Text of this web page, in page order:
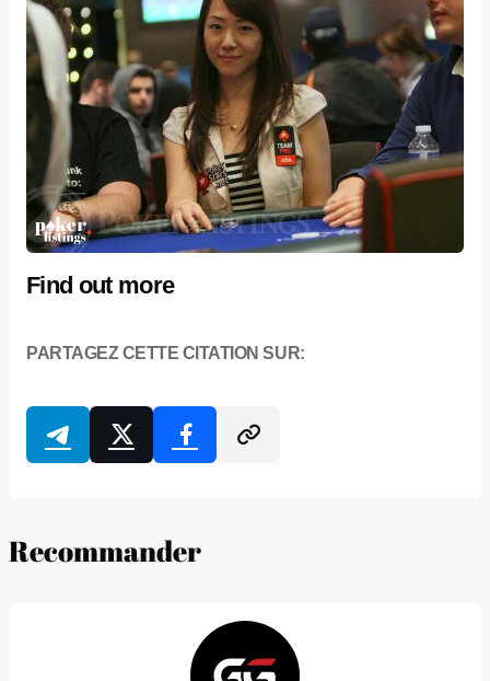
Find out more
PARTAGEZ CETTE CITATION SUR:
Recommander